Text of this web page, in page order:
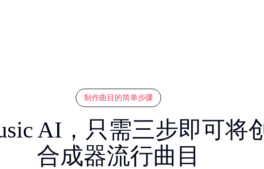
制作曲目的简单步骤
AI，只需三步即可将
合成器流行曲目